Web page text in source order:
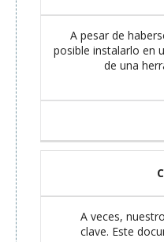
A pesar de
posible instalarlo en
de una
A veces,
clave. Este